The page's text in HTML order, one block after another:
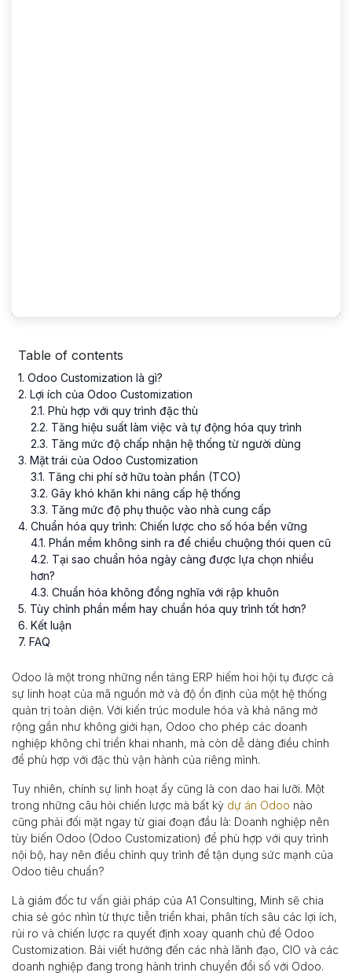
Table of contents
1. Odoo Customization là gì?
2. Lợi ích của Odoo Customization
2.1. Phù hợp với quy trình đặc thù
2.2. Tăng hiệu suất làm việc và tự động hóa quy trình
2.3. Tăng mức độ chấp nhận hệ thống từ người dùng
3. Mặt trái của Odoo Customization
3.1. Tăng chi phí sở hữu toàn phần (TCO)
3.2. Gây khó khăn khi nâng cấp hệ thống
3.3. Tăng mức độ phụ thuộc vào nhà cung cấp
4. Chuẩn hóa quy trình: Chiến lược cho số hóa bền vững
4.1. Phần mềm không sinh ra để chiều chuộng thói quen cũ
4.2. Tại sao chuẩn hóa ngày càng được lựa chọn nhiều
hơn?
4.3. Chuẩn hóa không đồng nghĩa với rập khuôn
5. Tùy chỉnh phần mềm hay chuẩn hóa quy trình tốt hơn?
6. Kết luận
7. FAQ
Odoo là một trong những nền tảng ERP hiếm hoi hội tụ được cả
sự linh hoạt của mã nguồn mở và độ ổn định của một hệ thống
quản trị toàn diện. Với kiến trúc module hóa và khả năng mở
rộng gần như không giới hạn, Odoo cho phép các doanh
nghiệp không chỉ triển khai nhanh, mà còn dễ dàng điều chỉnh
để phù hợp với đặc thù vận hành của riêng mình.
Tuy nhiên, chính sự linh hoạt ấy cũng là con dao hai lưỡi. Một
trong những câu hỏi chiến lược mà bất kỳ dự án Odoo nào
cũng phải đối mặt ngay từ giai đoạn đầu là: Doanh nghiệp nên
tùy biến Odoo (Odoo Customization) để phù hợp với quy trình
nội bộ, hay nên điều chỉnh quy trình để tận dụng sức mạnh của
Odoo tiêu chuẩn?
Là giám đốc tư vấn giải pháp của A1 Consulting, Minh sẽ chia
chia sẻ góc nhìn từ thực tiễn triển khai, phân tích sâu các lợi ích,
rủi ro và chiến lược ra quyết định xoay quanh chủ đề Odoo
Customization. Bài viết hướng đến các nhà lãnh đạo, CIO và các
doanh nghiệp đang trong hành trình chuyển đổi số với Odoo.